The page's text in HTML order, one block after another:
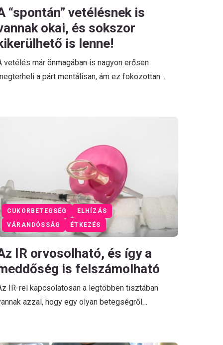
“spontán” vetélésnek is
okai, és sokszor
is lenne!
vetélés már önmagában is nagyon erősen
a párt mentálisan, ám ez fokozottan…
VÁRANDÓSSÁG ÉTKEZÉS
CUKORBETEGSÉG ELHÍZÁS
IR orvosolható, és így a
is felszámolható
IR-rel kapcsolatosan a legtöbben tisztában
azzal, hogy egy olyan betegségről…